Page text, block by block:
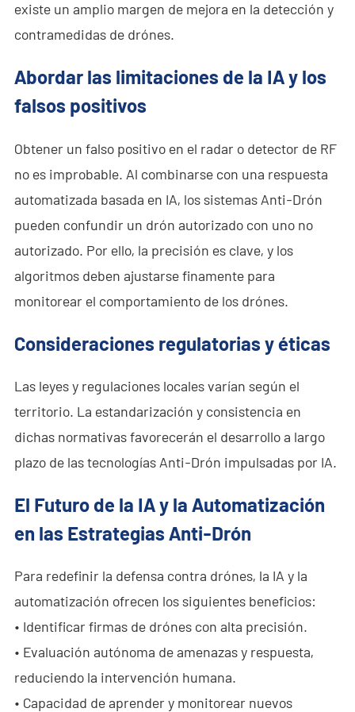
existe un amplio margen de mejora en la detección y
contramedidas de drónes.
Abordar las limitaciones de la IA y los
falsos positivos
Obtener un falso positivo en el radar o detector de RF
no es improbable. Al combinarse con una respuesta
automatizada basada en IA, los sistemas Anti-Drón
pueden confundir un drón autorizado con uno no
autorizado. Por ello, la precisión es clave, y los
algoritmos deben ajustarse finamente para
monitorear el comportamiento de los drónes.
Consideraciones regulatorias y éticas
Las leyes y regulaciones locales varían según el
territorio. La estandarización y consistencia en
dichas normativas favorecerán el desarrollo a largo
plazo de las tecnologías Anti-Drón impulsadas por IA.
El Futuro de la IA y la Automatización
en las Estrategias Anti-Drón
Para redefinir la defensa contra drónes, la IA y la
automatización ofrecen los siguientes beneficios:
• Identificar firmas de drónes con alta precisión.
• Evaluación autónoma de amenazas y respuesta,
reduciendo la intervención humana.
• Capacidad de aprender y monitorear nuevos